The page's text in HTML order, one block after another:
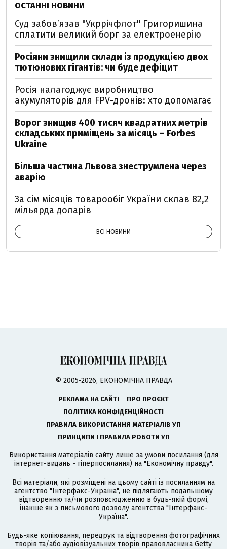
ОСТАННІ НОВИНИ
Суд забов’язав "Укррічфлот" Григоришина
сплатити великий борг за електроенерію
Росіяни знищили склади із продукцією двох
тютюнових гігантів: чи буде дефіцит
Росія налагоджує виробництво
акумуляторів для FPV-дронів: хто допомагає
Ворог знищив 400 тисяч квадратних метрів
складських приміщень за місяць – Forbes
Ukraine
Більша частина Львова знеструмлена через
аварію
За сім місяців товарообіг України склав 82,2
мільярда доларів
ВСІ НОВИНИ
© 2005-2026, ЕКОНОМІЧНА ПРАВДА
РЕКЛАМА НА САЙТІ
ПРО ПРОЄКТ
ПОЛІТИКА КОНФІДЕНЦІЙНОСТІ
ПРАВИЛА ВИКОРИСТАННЯ МАТЕРІАЛІВ УП
ПРИНЦИПИ І ПРАВИЛА РОБОТИ УП
Використання матеріалів сайту лише за умови посилання (для
інтернет-видань - гіперпосилання) на "Економічну правду".
Всі матеріали, які розміщені на цьому сайті із посиланням на
агентство "Інтерфакс-Україна", не підлягають подальшому
відтворенню та/чи розповсюдженню в будь-якій формі,
інакше як з письмового дозволу агентства "Інтерфакс-
Україна".
Будь-яке копіювання, передрук та відтворення фотографічних
творів та/або аудіовізуальних творів правовласника Getty